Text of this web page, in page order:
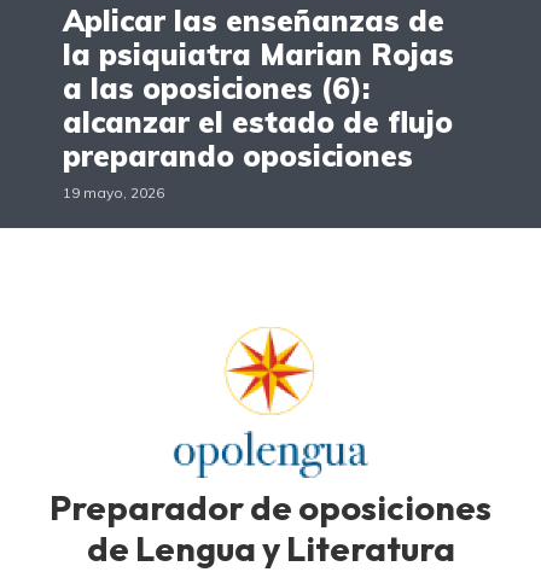
Aplicar las enseñanzas de
la psiquiatra Marian Rojas
a las oposiciones (6):
alcanzar el estado de flujo
preparando oposiciones
19 mayo, 2026
Preparador de oposiciones
de Lengua y Literatura